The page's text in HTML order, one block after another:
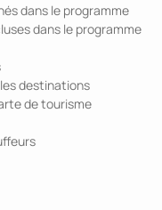
dans le programme
dans le programme
destinations
de tourisme